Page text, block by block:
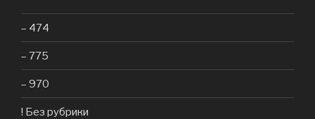
– 474
– 775
– 970
! Без рубрики